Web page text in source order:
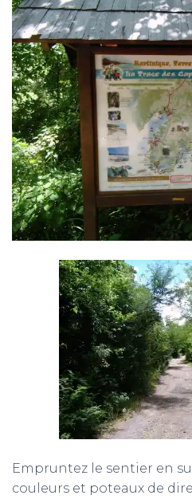
Empruntez le sentier en
couleurs et poteaux de